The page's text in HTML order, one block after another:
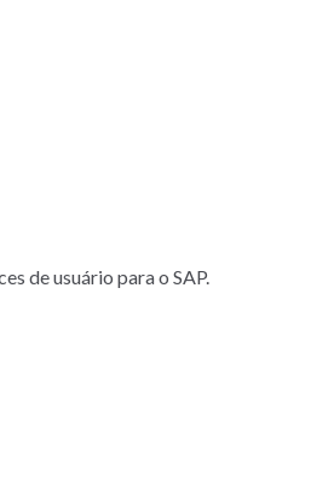
de usuário para o SAP.